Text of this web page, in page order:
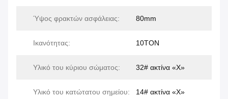
Ύψος φρακτών ασφάλειας: 80mm
Ικανότητας: 10TON
Υλικό του κύριου σώματος: 32# ακτίνα «Χ»
Υλικό του κατώτατου σημείου: 14# ακτίνα «Χ»